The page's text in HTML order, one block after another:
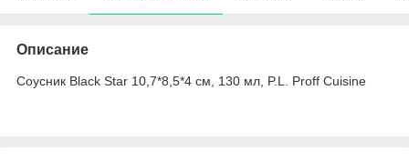
Описание
Соусник Black Star 10,7*8,5*4 см, 130 мл, P.L. Proff Cuisine